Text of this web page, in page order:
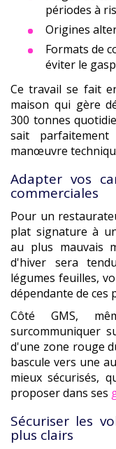
périodes à
Origines
Formats de
éviter le
Ce travail se fait
maison qui gère
300 tonnes
sait
manœuvre
Adapter vos
commerciales
Pour un
plat signature à
au plus mauvais
d'hiver sera
légumes feuilles,
dépendante de ces
Côté GMS,
surcommuniquer
d'une zone rouge
bascule vers une
mieux sécurisés,
proposer dans ses
Sécuriser les
plus clairs